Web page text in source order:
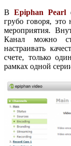
В Epiphan Pearl
грубо говоря,
мероприятия.
Канал можно
настраивать
счете, только
рамках одной